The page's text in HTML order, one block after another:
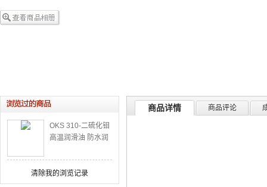
OKS 310-二硫化钼
高温润滑油 防水润
滑油 合成橡胶/塑料
润滑油
清除我的浏览记录
商品详情 商品评论